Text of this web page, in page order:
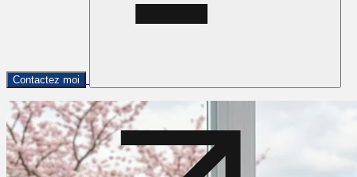
Contactez moi